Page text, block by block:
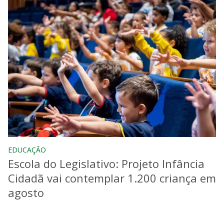
EDUCAÇÃO
Escola do Legislativo: Projeto Infância
Cidadã vai contemplar 1.200 criança em
agosto